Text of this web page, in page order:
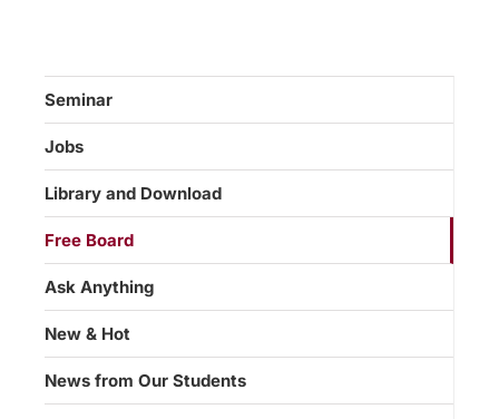
Seminar
Jobs
Library and Download
Free Board
Ask Anything
New & Hot
News from Our Students